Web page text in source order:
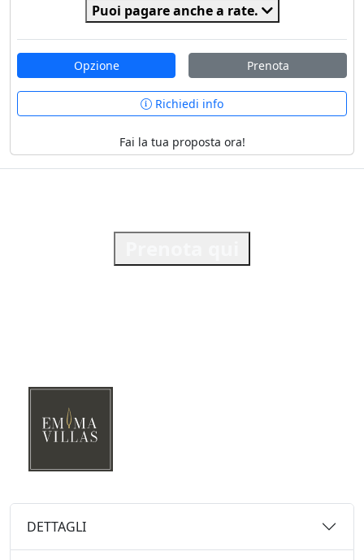
Puoi pagare anche a rate.
Opzione Prenota
Richiedi info
Fai la tua proposta ora!
DETTAGLI